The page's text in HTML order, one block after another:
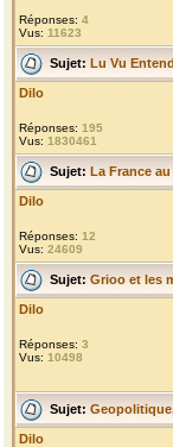
Réponses: 4
Vus: 11623
Sujet: Lu Vu
Dilo
Réponses: 195
Vus: 1830461
Sujet: La France
Dilo
Réponses: 12
Vus: 24609
Sujet: Grioo et les
Dilo
Réponses: 3
Vus: 10498
Sujet:
Dilo